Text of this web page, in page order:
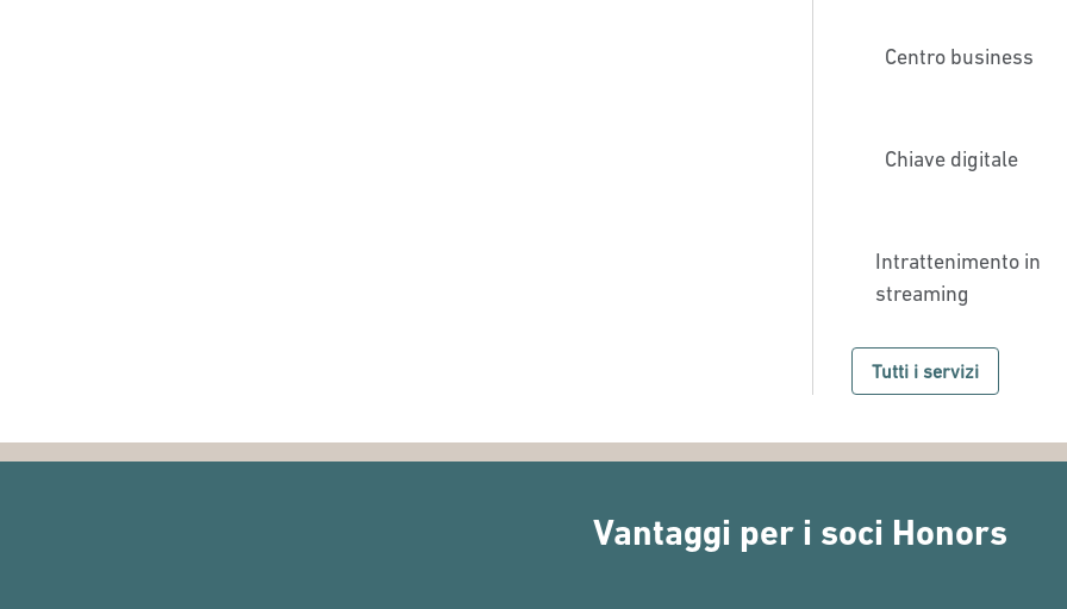
Centro business
Chiave digitale
Intrattenimento in
streaming
Tutti i servizi
Vantaggi per i soci Honors